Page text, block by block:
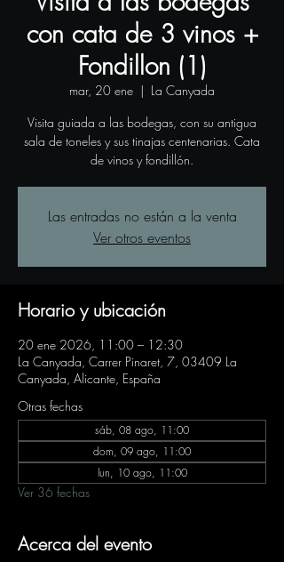
con cata de 3 vinos +
Fondillon (1)
mar, 20 ene
  |
La Canyada
Visita guiada a las bodegas, con su antigua
sala de toneles y sus tinajas centenarias. Cata
de vinos y fondillón.
Las entradas no están a la venta
Ver otros eventos
Horario y ubicación
20 ene 2026, 11:00 – 12:30
La Canyada, Carrer Pinaret, 7, 03409 La
Canyada, Alicante, España
Otras fechas
sáb, 08 ago, 11:00
dom, 09 ago, 11:00
lun, 10 ago, 11:00
Ver 36 fechas
Acerca del evento